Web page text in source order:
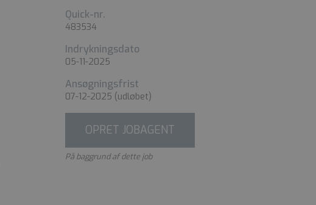
Quick-nr.
483534
Indrykningsdato
05-11-2025
Ansøgningsfrist
07-12-2025 (udløbet)
OPRET JOBAGENT
På baggrund af dette job